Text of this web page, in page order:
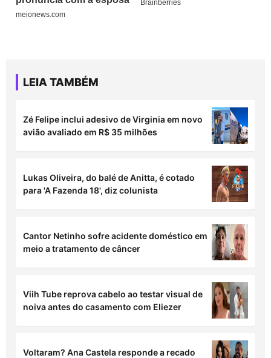
LEIA TAMBÉM
Zé Felipe inclui adesivo de Virginia em novo
avião avaliado em R$ 35 milhões
Lukas Oliveira, do balé de Anitta, é cotado
para 'A Fazenda 18', diz colunista
Cantor Netinho sofre acidente doméstico em
meio a tratamento de câncer
Viih Tube reprova cabelo ao testar visual de
noiva antes do casamento com Eliezer
Voltaram? Ana Castela responde a recado